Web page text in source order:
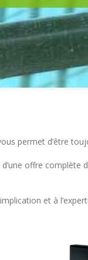
permet d’être
offre complète
et à